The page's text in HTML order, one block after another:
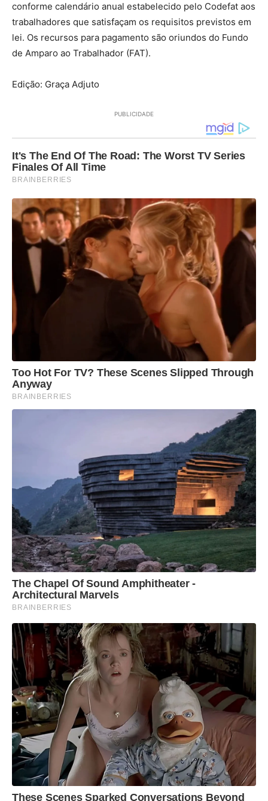
conforme calendário anual estabelecido pelo Codefat aos
trabalhadores que satisfaçam os requisitos previstos em
lei. Os recursos para pagamento são oriundos do Fundo
de Amparo ao Trabalhador (FAT).
Edição: Graça Adjuto
PUBLICIDADE